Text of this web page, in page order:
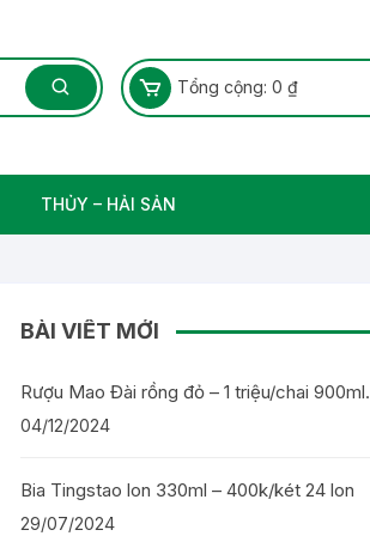
Tổng cộng: 0 ₫
THỦY – HẢI SẢN
BÀI VIẾT MỚI
Rượu Mao Đài rồng đỏ – 1 triệu/chai 900ml.
04/12/2024
Bia Tingstao lon 330ml – 400k/két 24 lon
29/07/2024